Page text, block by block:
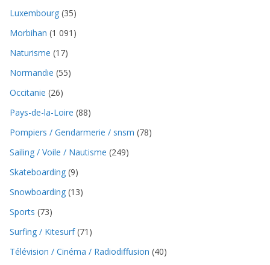
Luxembourg (35)
Morbihan (1 091)
Naturisme (17)
Normandie (55)
Occitanie (26)
Pays-de-la-Loire (88)
Pompiers / Gendarmerie / snsm (78)
Sailing / Voile / Nautisme (249)
Skateboarding (9)
Snowboarding (13)
Sports (73)
Surfing / Kitesurf(71)
Télévision / Cinéma / Radiodiffusion (40)